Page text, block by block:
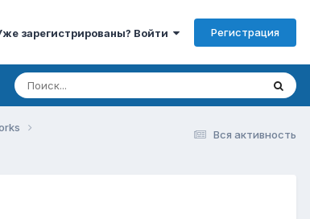
зарегистрированы? Войти Регистрация
Вся активность